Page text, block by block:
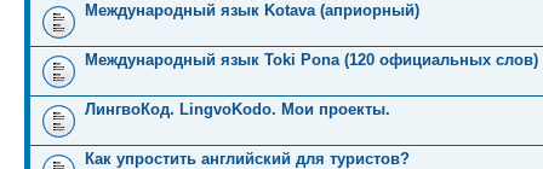
Международный язык Kotava (априорный)
Международный язык Toki Pona (120 официальных слов)
ЛингвоКод. LingvoKodo. Мои проекты.
Как упростить английский для туристов?